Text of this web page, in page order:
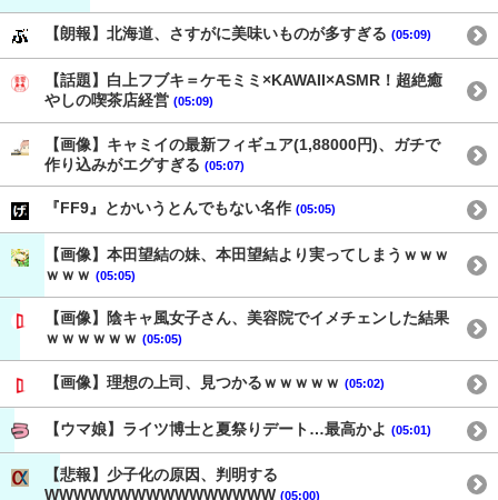
【朗報】北海道、さすがに美味いものが多すぎる (05:09)
【話題】白上フブキ＝ケモミミ×KAWAII×ASMR！超絶癒
やしの喫茶店経営 (05:09)
【画像】キャミイの最新フィギュア(1,88000円)、ガチで
作り込みがエグすぎる (05:07)
『FF9』とかいうとんでもない名作 (05:05)
【画像】本田望結の妹、本田望結より実ってしまうｗｗｗ
ｗｗｗ (05:05)
【画像】陰キャ風女子さん、美容院でイメチェンした結果
ｗｗｗｗｗｗ (05:05)
【画像】理想の上司、見つかるｗｗｗｗｗ (05:02)
【ウマ娘】ライツ博士と夏祭りデート…最高かよ (05:01)
【悲報】少子化の原因、判明する
WWWWWWWWWWWWWWWW (05:00)